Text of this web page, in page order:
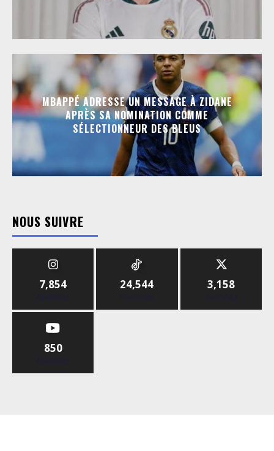
MBAPPÉ ADRESSE UN MESSAGE À ZIDANE
APRÈS SA NOMINATION COMME
SÉLECTIONNEUR DES BLEUS
NOUS SUIVRE
7,854
Abonnés
24,544
Abonnés
3,158
Abonnés
850
Abonnés